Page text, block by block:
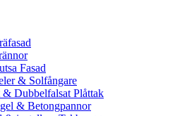
Fasad
& Solfångare
Dubbelfalsat Plåttak
& Betongpannor